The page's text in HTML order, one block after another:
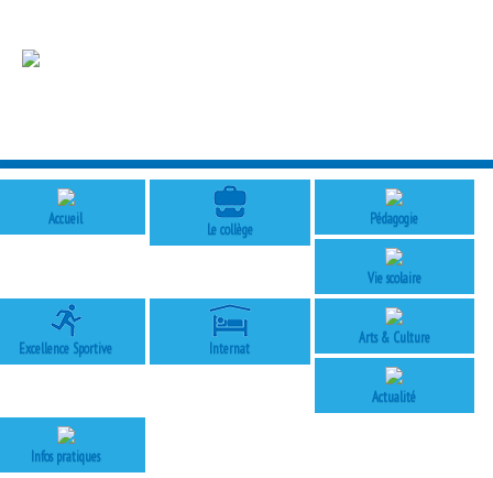
Accueil
Le collège
Pédagogie
Vie scolaire
Excellence Sportive Internat
Arts & Culture
Actualité
Infos pratiques